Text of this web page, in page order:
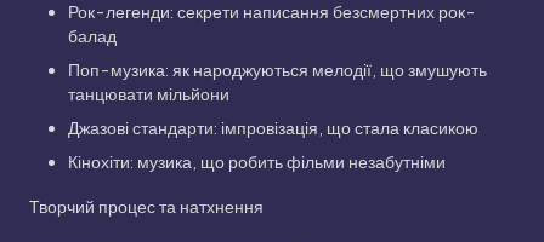
Рок-легенди: секрети написання безсмертних рок-
балад
Поп-музика: як народжуються мелодії, що змушують
танцювати мільйони
Джазові стандарти: імпровізація, що стала класикою
Кінохіти: музика, що робить фільми незабутніми
Творчий процес та натхнення